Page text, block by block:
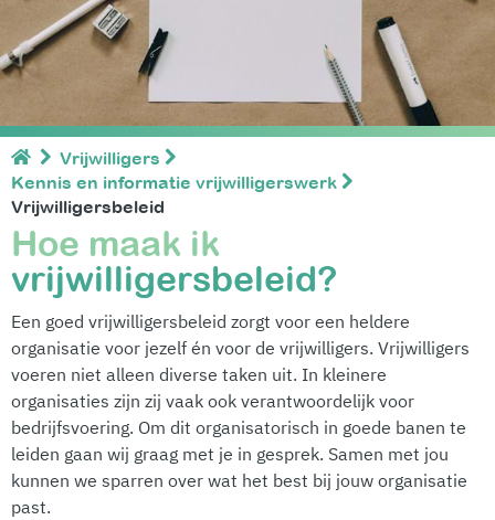
Vrijwilligers
Kennis en informatie vrijwilligerswerk
Vrijwilligersbeleid
Hoe maak ik
vrijwilligersbeleid?
Een goed vrijwilligersbeleid zorgt voor een heldere
organisatie voor jezelf én voor de vrijwilligers. Vrijwilligers
voeren niet alleen diverse taken uit. In kleinere
organisaties zijn zij vaak ook verantwoordelijk voor
bedrijfsvoering. Om dit organisatorisch in goede banen te
leiden gaan wij graag met je in gesprek. Samen met jou
kunnen we sparren over wat het best bij jouw organisatie
past.